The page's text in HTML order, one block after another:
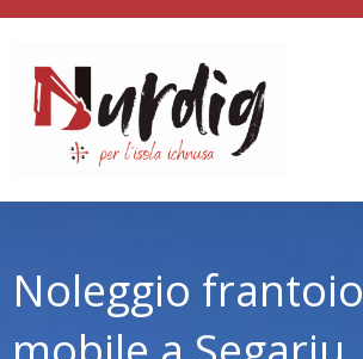
Vai
contenuto
Noleggio frantoio